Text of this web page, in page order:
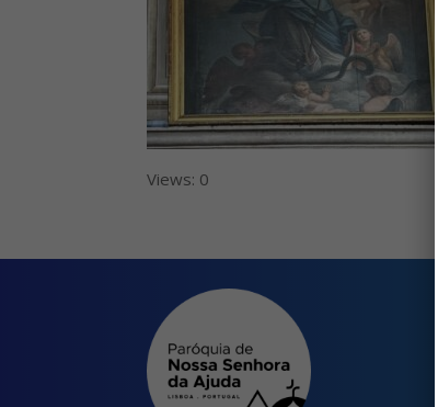
Views: 0